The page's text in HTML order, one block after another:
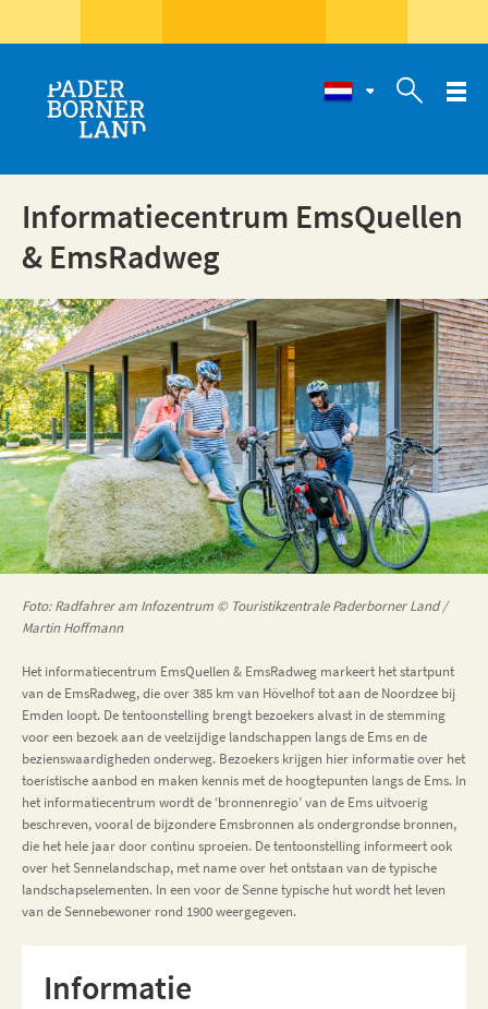

Informatiecentrum EmsQuellen
& EmsRadweg
Foto: Radfahrer am Infozentrum © Touristikzentrale Paderborner Land /
Martin Hoffmann
Het informatiecentrum EmsQuellen & EmsRadweg markeert het startpunt
van de EmsRadweg, die over 385 km van Hövelhof tot aan de Noordzee bij
Emden loopt. De tentoonstelling brengt bezoekers alvast in de stemming
voor een bezoek aan de veelzijdige landschappen langs de Ems en de
bezienswaardigheden onderweg. Bezoekers krijgen hier informatie over het
toeristische aanbod en maken kennis met de hoogtepunten langs de Ems. In
het informatiecentrum wordt de ‘bronnenregio’ van de Ems uitvoerig
beschreven, vooral de bijzondere Emsbronnen als ondergrondse bronnen,
die het hele jaar door continu sproeien. De tentoonstelling informeert ook
over het Sennelandschap, met name over het ontstaan van de typische
landschapselementen. In een voor de Senne typische hut wordt het leven
van de Sennebewoner rond 1900 weergegeven.
Informatie